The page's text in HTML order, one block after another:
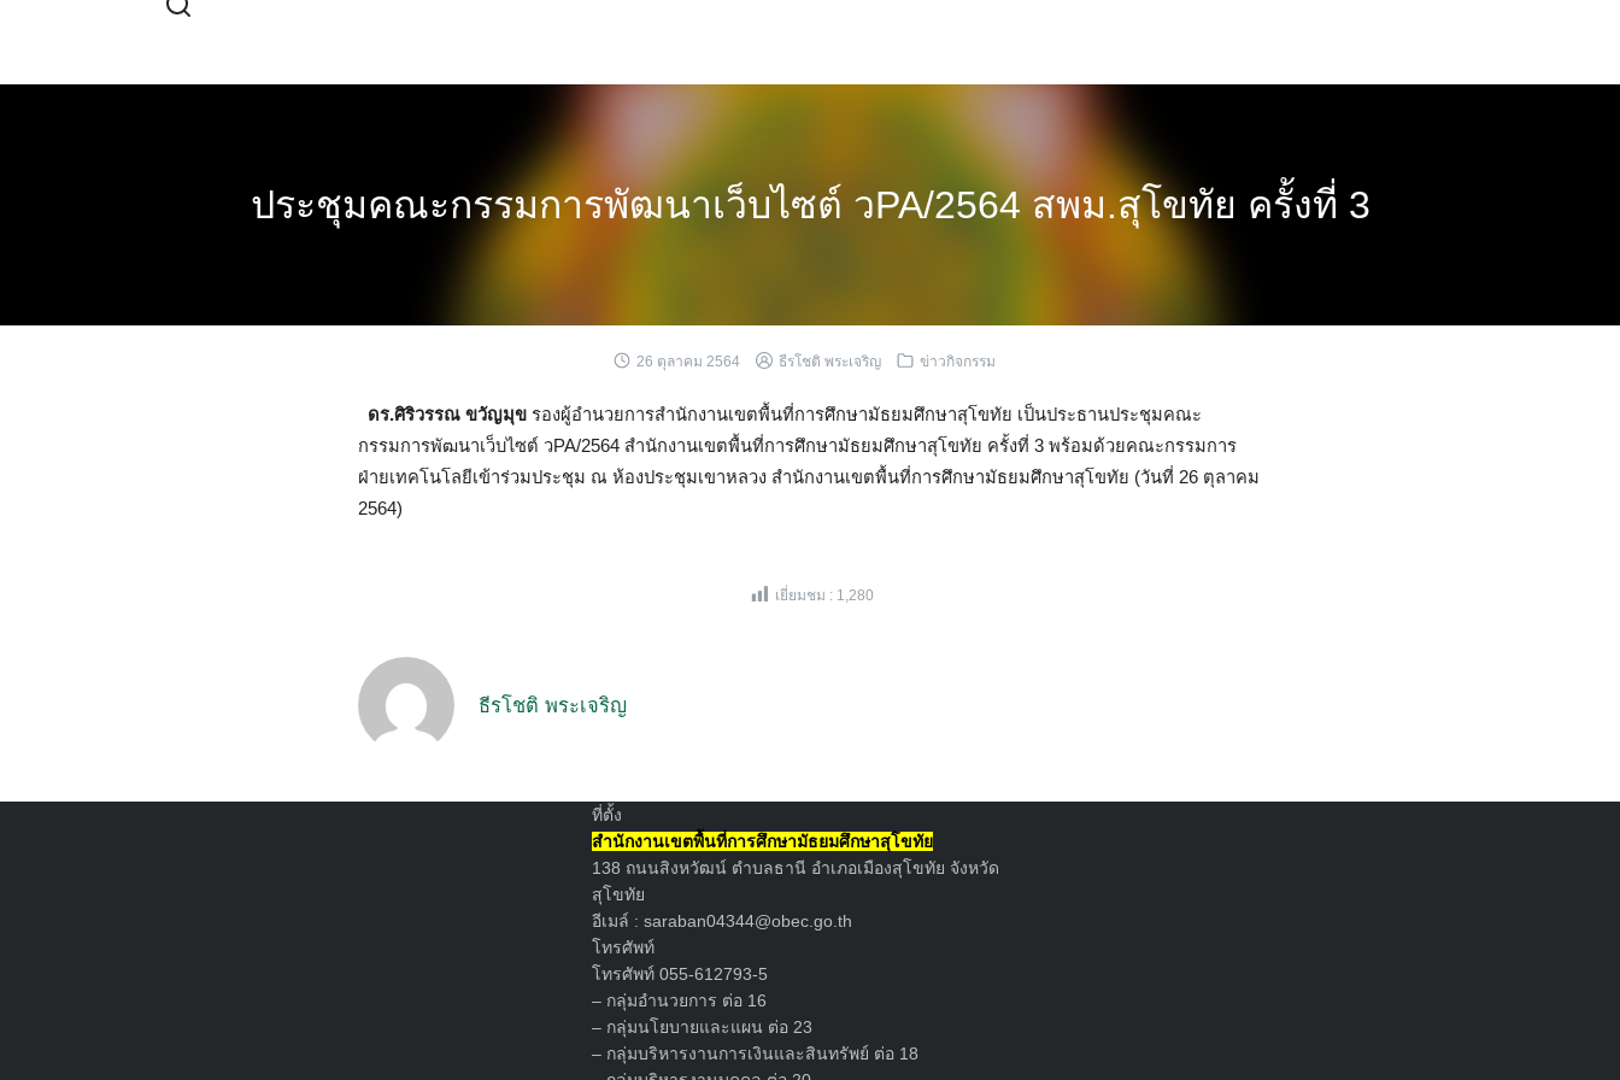
Search
ประชุมคณะกรรมการพัฒนาเว็บไซต์ วPA/2564 สพม.สุโขทัย ครั้งที่ 3
26 ตุลาคม 2564 ธีรโชติ พระเจริญ ข่าวกิจกรรม
ดร.ศิริวรรณ ขวัญมุข รองผู้อำนวยการสำนักงานเขตพื้นที่การศึกษามัธยมศึกษาสุโขทัย เป็นประธานประชุมคณะ
กรรมการพัฒนาเว็บไซต์ วPA/2564 สำนักงานเขตพื้นที่การศึกษามัธยมศึกษาสุโขทัย ครั้งที่ 3 พร้อมด้วยคณะกรรมการ
ฝ่ายเทคโนโลยีเข้าร่วมประชุม ณ ห้องประชุมเขาหลวง สำนักงานเขตพื้นที่การศึกษามัธยมศึกษาสุโขทัย (วันที่ 26 ตุลาคม
2564)
เยี่ยมชม : 1,280
ธีรโชติ พระเจริญ
ที่ตั้ง
สำนักงานเขตพื้นที่การศึกษามัธยมศึกษาสุโขทัย
138 ถนนสิงหวัฒน์ ตำบลธานี อำเภอเมืองสุโขทัย จังหวัด
สุโขทัย
อีเมล์ : saraban04344@obec.go.th
โทรศัพท์
โทรศัพท์ 055-612793-5
– กลุ่มอำนวยการ ต่อ 16
– กลุ่มนโยบายและแผน ต่อ 23
– กลุ่มบริหารงานการเงินและสินทรัพย์ ต่อ 18